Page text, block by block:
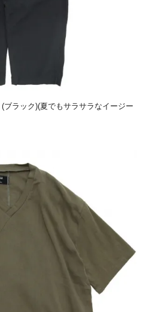
ラック)(夏でもサラサラなイージー